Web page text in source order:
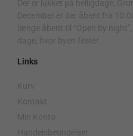
Der er lukket på helligdage,
December er der åbent fra
længe åbent til “Open by
dage, hvor byen fester.
Links
Kurv
Kontakt
Min Konto
Handelsbetingelser